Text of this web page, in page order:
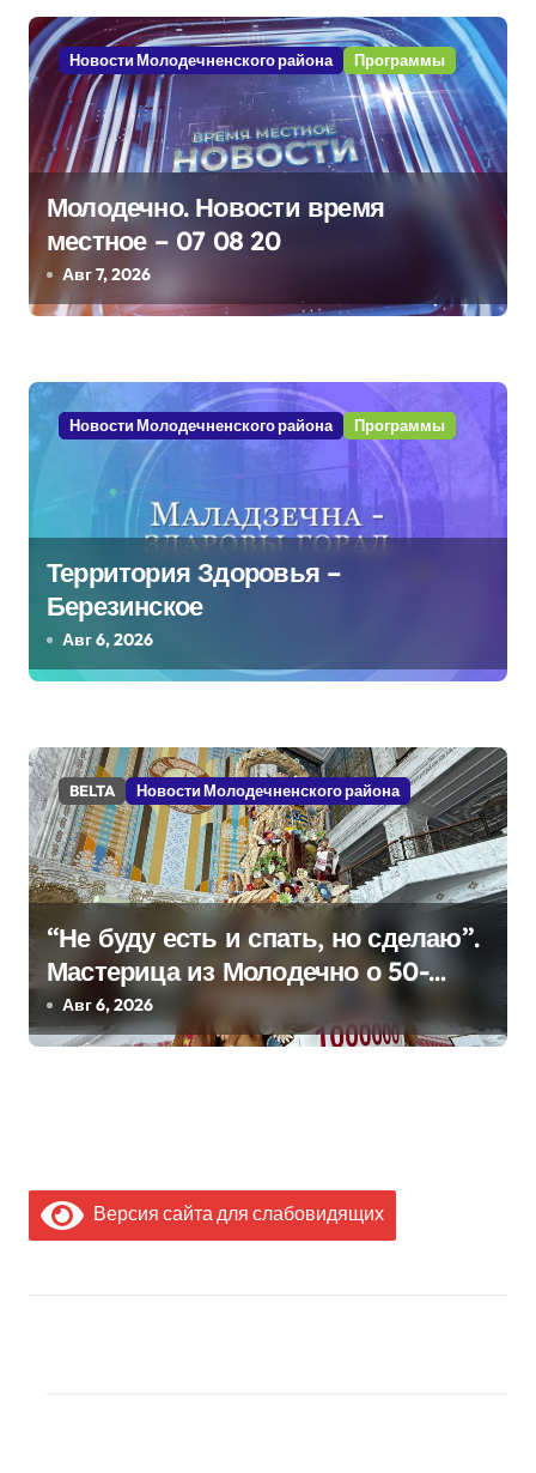
а
ц
и
я
п
о
а
п
с
я
м
Новости Молодечненского района Программы
Молодечно. Новости время
местное – 07 08 20
Авг 7, 2026
Новости Молодечненского района Программы
Территория Здоровья –
Березинское
Авг 6, 2026
BELTA Новости Молодечненского района
“Не буду есть и спать, но сделаю”.
Мастерица из Молодечно о 50-
килограммовом каравае для
Дворца Независимости
Авг 6, 2026
Версия сайта для слабовидящих